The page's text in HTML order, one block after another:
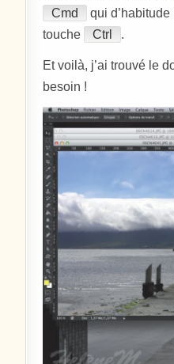
Cmd
qui
touche
Ctrl .
Et voilà, j’ai trouvé le
besoin !